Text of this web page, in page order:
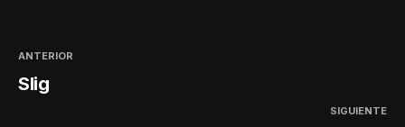
ANTERIOR
Slig
SIGUIENTE